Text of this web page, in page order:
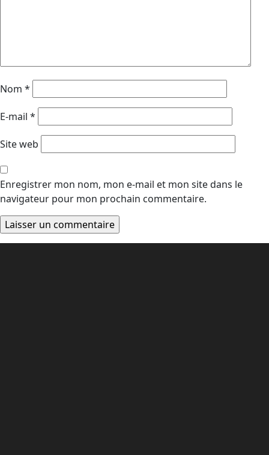
Nom *
E-mail *
Site web
Enregistrer mon nom, mon e-mail et mon site dans le
navigateur pour mon prochain commentaire.